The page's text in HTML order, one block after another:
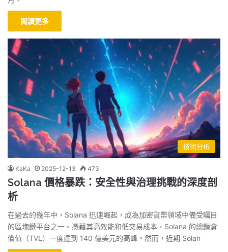
閱讀更多
技術分析
KaKa 2025-12-13 473
Solana 價格暴跌：安全性與治理挑戰的深度剖
析
在過去的幾年中，Solana 迅速崛起，成為加密貨幣領域中備受矚目
的區塊鏈平台之一。憑藉其高效能和低交易成本，Solana 的總鎖倉
價值（TVL）一度達到 140 億美元的高峰。然而，近期 Solan